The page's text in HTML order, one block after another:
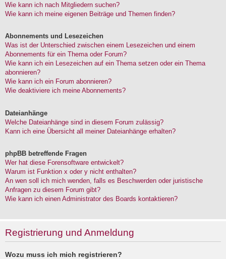
Wie kann ich nach Mitgliedern suchen?
Wie kann ich meine eigenen Beiträge und Themen finden?
Abonnements und Lesezeichen
Was ist der Unterschied zwischen einem Lesezeichen und einem
Abonnements für ein Thema oder Forum?
Wie kann ich ein Lesezeichen auf ein Thema setzen oder ein Thema
abonnieren?
Wie kann ich ein Forum abonnieren?
Wie deaktiviere ich meine Abonnements?
Dateianhänge
Welche Dateianhänge sind in diesem Forum zulässig?
Kann ich eine Übersicht all meiner Dateianhänge erhalten?
phpBB betreffende Fragen
Wer hat diese Forensoftware entwickelt?
Warum ist Funktion x oder y nicht enthalten?
An wen soll ich mich wenden, falls es Beschwerden oder juristische
Anfragen zu diesem Forum gibt?
Wie kann ich einen Administrator des Boards kontaktieren?
Registrierung und Anmeldung
Wozu muss ich mich registrieren?